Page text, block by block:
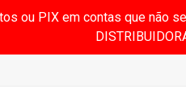
ou PIX em contas que não